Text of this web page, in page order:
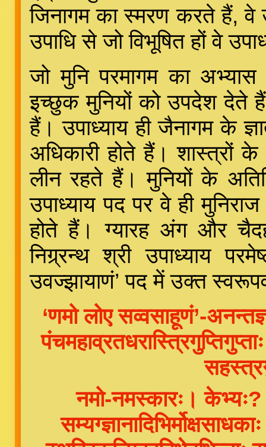
जिनागम का स्मरण करते हैं, वे
उपाधि से जो विभूषित हों वे
जो मुनि परमागम का अभ्यास
इच्छुक मुनियों को उपदेश देते
हैं। उपाध्याय ही जैनागम के
अधिकारी होते हैं। शास्त्रों
लीन रहते हैं। मुनियों के
उपाध्याय पद पर वे ही
होते हैं। ग्यारह अंग और चैदह
निग्र्रन्थ श्री उपाध्याय
उवज्झायाणं’ पद में उक्त
‘णमो लोए सव्वसाहूणं’-
नमो-नमस्कारः।